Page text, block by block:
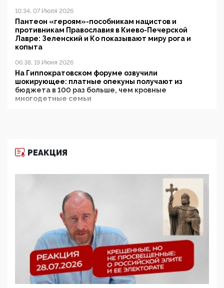
10:34, 07 Июля 2026
Пантеон «героям»-пособникам нацистов и
противникам Православия в Киево-Печерской
Лавре: Зеленский и Ко показывают миру рога и
копыта
06:38, 19 Июня 2026
На Гиппократовском форуме озвучили
шокирующее: платные опекуны получают из
бюджета в 100 раз больше, чем кровные
многодетные семьи
11:53, 09 Июня 2026
деятельность ИИТО ЮНЕСКО в России, но
цифроглобалисты продолжают определять
повестку в образовании
09:43, 01 Июня 2026
5G за счет здоровья граждан: Минцифры намерено
отобрать у регионов и муниципалитетов право
защищать жилые дома и социальные объекты от
05:58, 26 Мая 2026
Роскомнадзор освободили от борца с
деструктивным и опасным контентом
РЕАКЦИЯ